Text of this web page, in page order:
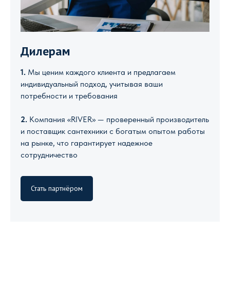
Дилерам
1. Мы ценим каждого клиента и предлагаем
индивидуальный подход, учитывая ваши
потребности и требования
2. Компания «RIVER» — проверенный производитель
и поставщик сантехники с богатым опытом работы
на рынке, что гарантирует надежное
сотрудничество
Стать партнёром